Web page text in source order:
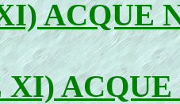
ACQUE
ACQUE